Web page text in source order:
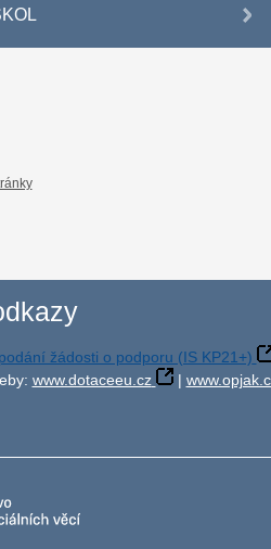
žádosti o podporu (IS KP21+)
www.dotaceeu.cz |